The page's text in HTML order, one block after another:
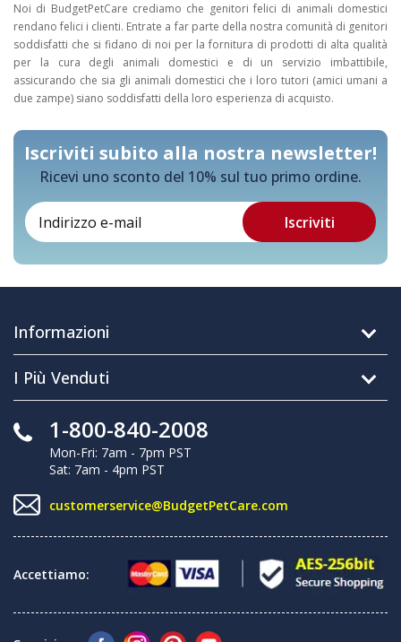
Noi di BudgetPetCare crediamo che genitori felici di animali domestici
rendano felici i clienti. Entrate a far parte della nostra comunità di genitori
soddisfatti che si fidano di noi per la fornitura di prodotti di alta qualità
per la cura degli animali domestici e di un servizio imbattibile,
assicurando che sia gli animali domestici che i loro tutori (amici umani a
due zampe) siano soddisfatti della loro esperienza di acquisto.
Iscriviti subito alla nostra newsletter!
Ricevi uno sconto del 10% sul tuo primo ordine.
Informazioni
I Più Venduti
1-800-840-2008
Mon-Fri: 7am - 7pm PST
Sat: 7am - 4pm PST
customerservice@BudgetPetCare.com
Accettiamo: